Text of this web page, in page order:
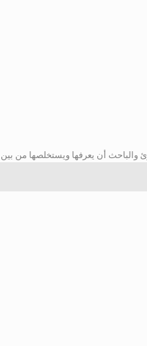
والباحث أن يعرفها ويستخلصها من